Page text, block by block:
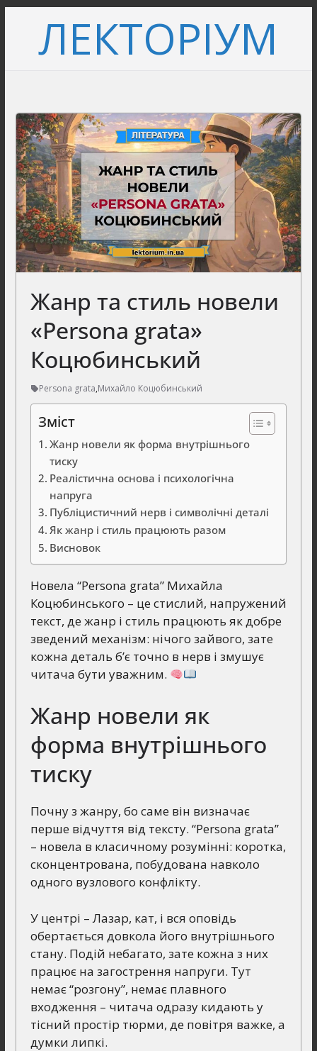
вмістуЛЕКТОРІУМ
Жанр та стиль новели
«Persona grata»
Коцюбинський
Persona grata,Михайло Коцюбинський
Зміст
Жанр новели як форма внутрішнього
тиску
Реалістична основа і психологічна
напруга
Публіцистичний нерв і символічні деталі
Як жанр і стиль працюють разом
Висновок
Новела “Persona grata” Михайла
Коцюбинського – це стислий, напружений
текст, де жанр і стиль працюють як добре
зведений механізм: нічого зайвого, зате
кожна деталь б’є точно в нерв і змушує
читача бути уважним.
Жанр новели як
форма внутрішнього
тиску
Почну з жанру, бо саме він визначає
перше відчуття від тексту. “Persona grata”
– новела в класичному розумінні: коротка,
сконцентрована, побудована навколо
одного вузлового конфлікту.
У центрі – Лазар, кат, і вся оповідь
обертається довкола його внутрішнього
стану. Подій небагато, зате кожна з них
працює на загострення напруги. Тут
немає “розгону”, немає плавного
входження – читача одразу кидають у
тісний простір тюрми, де повітря важке, а
думки липкі.